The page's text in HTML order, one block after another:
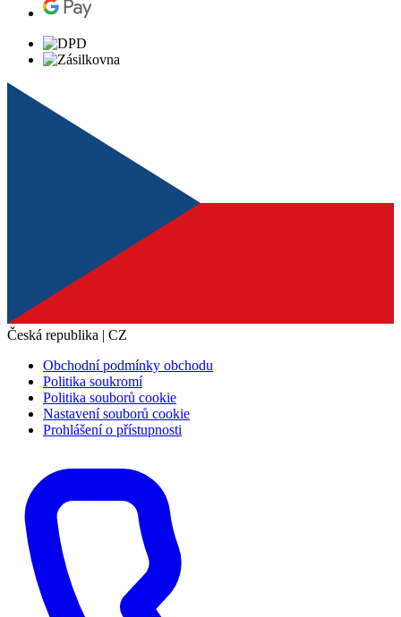
Česká republika | CZ
Obchodní podmínky obchodu
Politika soukromí
Politika souborů cookie
Nastavení souborů cookie
Prohlášení o přístupnosti